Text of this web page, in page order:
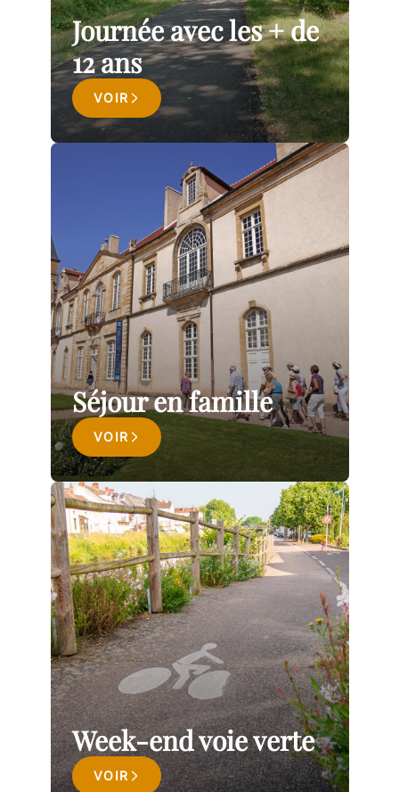
Journée avec les + de
12 ans
VOIR
Séjour en famille
VOIR
Week-end voie verte
VOIR